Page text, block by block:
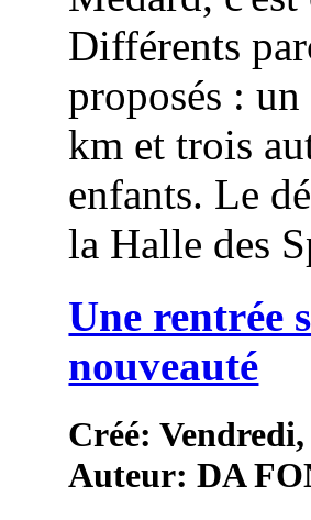
Différents
proposés :
km et trois
enfants. Le
la Halle des
Une rentrée
nouveauté
Créé:
Auteur: DA